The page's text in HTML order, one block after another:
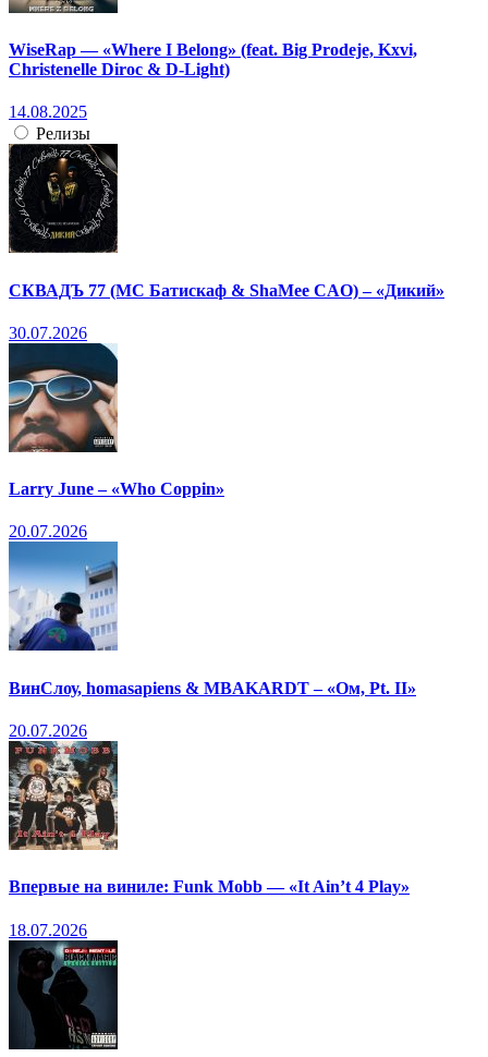
WiseRap — «Where I Belong» (feat. Big Prodeje, Kxvi,
Christenelle Diroc & D-Light)
14.08.2025
Релизы
СКВАДЪ 77 (МС Батискаф & ShaMee CAO) – «Дикий»
30.07.2026
Larry June – «Who Coppin»
20.07.2026
ВинСлоу, homasapiens & MBAKARDT – «Ом, Pt. II»
20.07.2026
Впервые на виниле: Funk Mobb — «It Ain’t 4 Play»
18.07.2026